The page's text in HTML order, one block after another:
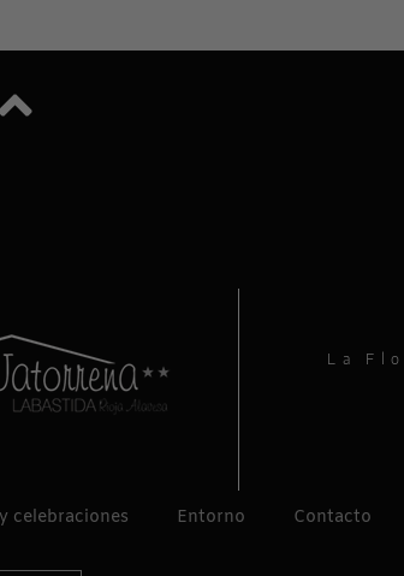
La
celebraciones Entorno Contacto